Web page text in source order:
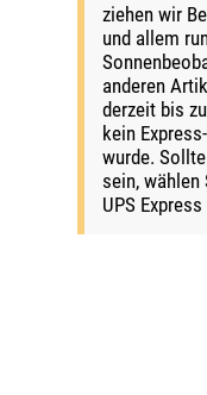
ziehen wir
und allem
anderen
derzeit bis
kein
wurde.
sein, wählen
UPS